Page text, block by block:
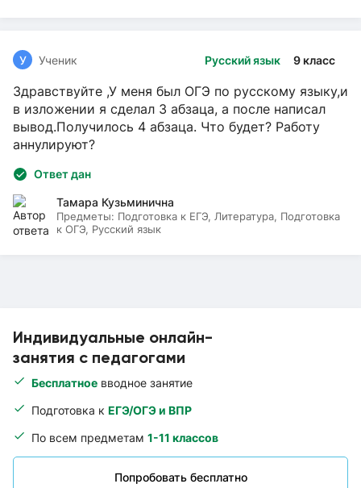
Индивидуальные онлайн-
занятия с педагогами
Бесплатное вводное занятие
Подготовка к ЕГЭ/ОГЭ и ВПР
По всем предметам 1-11 классов
Попробовать бесплатно
Русский язык 9 класс
У Ученик
Здравствуйте ,У меня был ОГЭ по русскому языку,и
в изложении я сделал 3 абзаца, а после написал
вывод.Получилось 4 абзаца. Что будет? Работу
аннулируют?
Ответ дан
Тамара Кузьминична
Предметы: Подготовка к ЕГЭ, Литература, Подготовка
к ОГЭ, Русский язык